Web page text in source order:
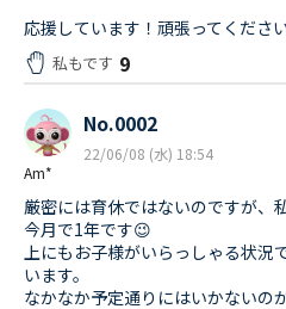
応援しています！頑張ってくださ
私もです 9
Am*
No.0002
22/06/08 (水) 18:54
厳密には育休ではないのですが、
今月で1年です😉
上にもお子様がいらっしゃる状況
います。
なかなか予定通りにはいかないの